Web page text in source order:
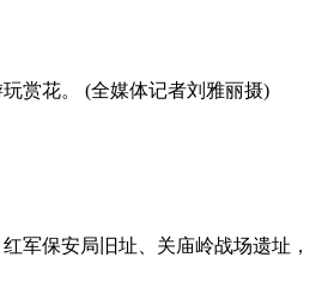
赏花。 (全媒体记者刘雅丽摄)
军保安局旧址、关庙岭战场遗址，